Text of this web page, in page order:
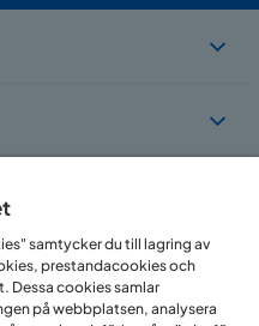
länder
samtycker du till lagring av
prestandacookies och
Dessa cookies samlar
på webbplatsen, analysera